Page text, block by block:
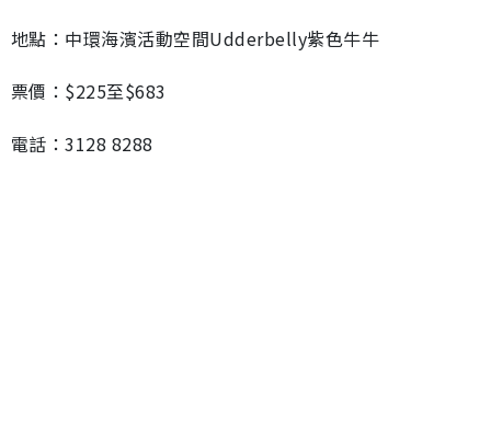
地點：中環海濱活動空間Udderbelly紫色牛牛
票價：$225至$683
電話：3128 8288